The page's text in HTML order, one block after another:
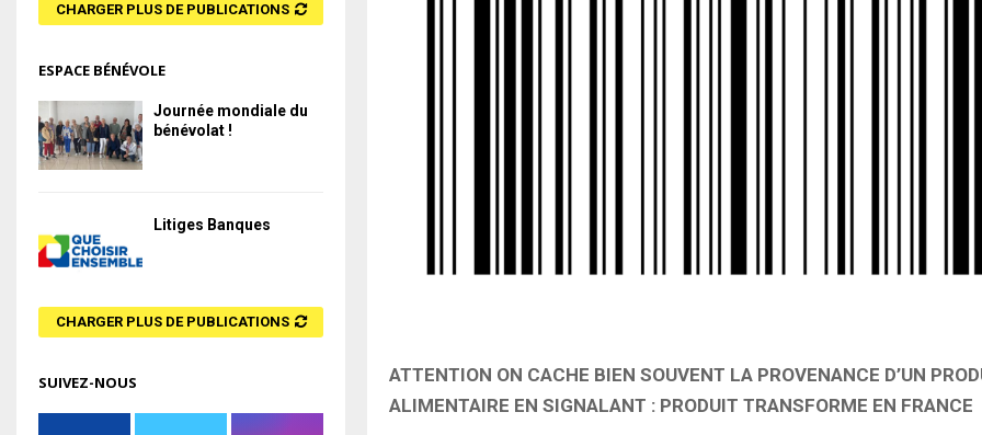
ATTENTION ON CACHE BIEN SOUVENT LA PROVENANCE D’UN
ALIMENTAIRE EN SIGNALANT : PRODUIT TRANSFORME EN FRANCE
CHARGER PLUS DE PUBLICATIONS
ESPACE BÉNÉVOLE
Journée mondiale du
bénévolat !
Litiges Banques
CHARGER PLUS DE PUBLICATIONS
SUIVEZ-NOUS